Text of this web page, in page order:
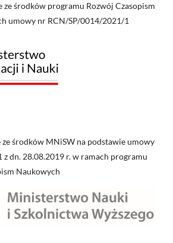
ze środków programu Rozwój Czasopism
umowy nr RCN/SP/0014/2021/1
środków MNiSW na podstawie umowy
dn. 28.08.2019 r. w ramach programu
Naukowych